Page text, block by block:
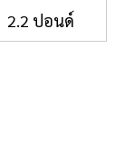
2.2 ปอนด์